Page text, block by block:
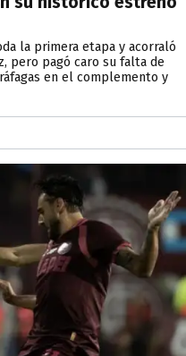
la primera etapa y acorraló
pero pagó caro su falta de
en el complemento y